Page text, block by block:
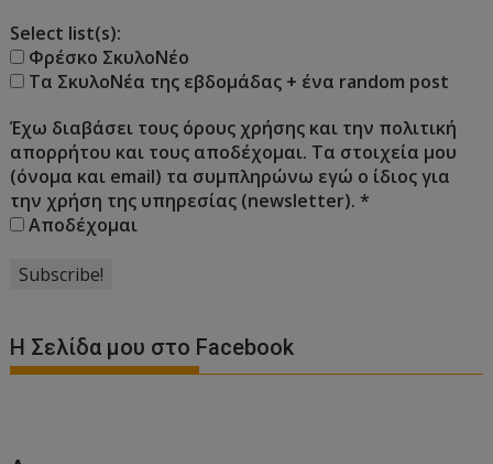
Select list(s):
Φρέσκο ΣκυλοΝέο
Τα ΣκυλοΝέα της εβδομάδας + ένα random post
Έχω διαβάσει τους όρους χρήσης και την πολιτική
απορρήτου και τους αποδέχομαι. Τα στοιχεία μου
(όνομα και email) τα συμπληρώνω εγώ ο ίδιος για
την χρήση της υπηρεσίας (newsletter).*
Αποδέχομαι
Η Σελίδα μου στο Facebook